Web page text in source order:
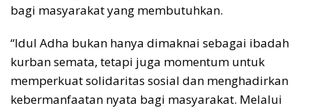
bagi masyarakat yang membutuhkan.
“Idul Adha bukan hanya dimaknai sebagai ibadah
kurban semata, tetapi juga momentum untuk
memperkuat solidaritas sosial dan menghadirkan
kebermanfaatan nyata bagi masyarakat. Melalui